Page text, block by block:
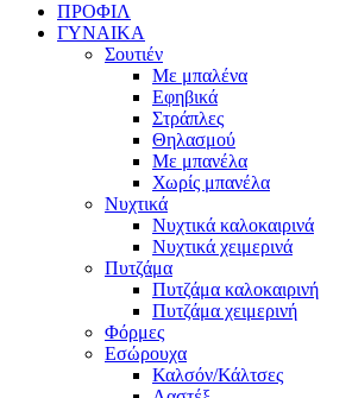
ΠΡΟΦΙΛ
ΓΥΝΑΙΚΑ
Σουτιέν
Με μπαλένα
Εφηβικά
Στράπλες
Θηλασμού
Με μπανέλα
Χωρίς μπανέλα
Νυχτικά
Νυχτικά καλοκαιρινά
Νυχτικά χειμερινά
Πυτζάμα
Πυτζάμα καλοκαιρινή
Πυτζάμα χειμερινή
Φόρμες
Εσώρουχα
Καλσόν/Κάλτσες